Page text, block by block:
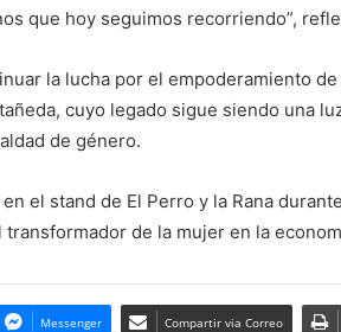
que hoy seguimos recorriendo”,
la lucha por el empoderamiento
cuyo legado sigue siendo una
de género.
el stand de El Perro y la Rana
de la mujer en la
Messenger Compartir via Correo